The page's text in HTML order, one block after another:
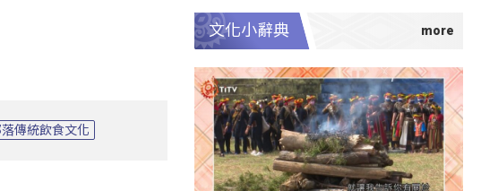
傳統飲食文化
文化小辭典